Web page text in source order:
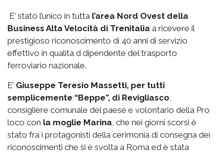
E’ stato l’unico in tutta l’area Nord Ovest della
Business Alta Velocità di Trenitalia a ricevere il
prestigioso riconoscimento di 40 anni di servizio
effettivo in qualità d dipendente del trasporto
ferroviario nazionale.
E’ Giuseppe Teresio Massetti, per tutti
semplicemente “Beppe”, di Revigliasco,
consigliere comunale del paese e volontario della Pro
loco con la moglie Marina, che nei giorni scorsi è
stato fra i protagonisti della cerimonia di consegna dei
riconoscimenti che si è svolta a Roma ed è stata